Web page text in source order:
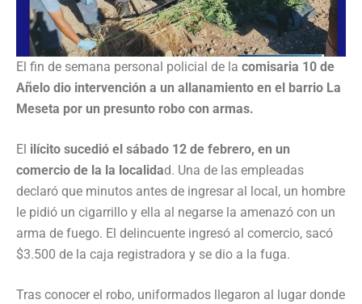
El fin de semana personal policial de la comisaria 10 de
Añelo dio intervención a un allanamiento en el barrio La
Meseta por un presunto robo con armas.
El ilícito sucedió el sábado 12 de febrero, en un
comercio de la la localidad. Una de las empleadas
declaró que minutos antes de ingresar al local, un hombre
le pidió un cigarrillo y ella al negarse la amenazó con un
arma de fuego. El delincuente ingresó al comercio, sacó
$3.500 de la caja registradora y se dio a la fuga.
Tras conocer el robo, uniformados llegaron al lugar donde